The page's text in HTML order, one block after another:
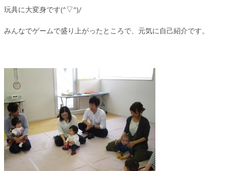
玩具に大変身です(^▽^)/
みんなでゲームで盛り上がったところで、元気に自己紹介です。